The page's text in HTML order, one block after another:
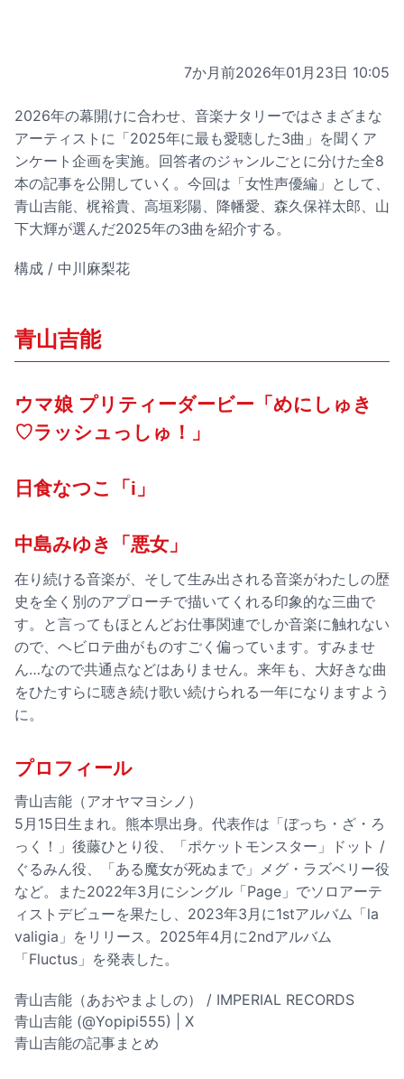
7か月前2026年01月23日 10:05
2026年の幕開けに合わせ、音楽ナタリーではさまざまな
アーティストに「2025年に最も愛聴した3曲」を聞くア
ンケート企画を実施。回答者のジャンルごとに分けた全8
本の記事を公開していく。今回は「女性声優編」として、
青山吉能、梶裕貴、高垣彩陽、降幡愛、森久保祥太郎、山
下大輝が選んだ2025年の3曲を紹介する。
構成 / 中川麻梨花
青山吉能
ウマ娘 プリティーダービー「めにしゅき
♡ラッシュっしゅ！」
日食なつこ「i」
中島みゆき「悪女」
在り続ける音楽が、そして生み出される音楽がわたしの歴
史を全く別のアプローチで描いてくれる印象的な三曲で
す。と言ってもほとんどお仕事関連でしか音楽に触れない
ので、ヘビロテ曲がものすごく偏っています。すみませ
ん…なので共通点などはありません。来年も、大好きな曲
をひたすらに聴き続け歌い続けられる一年になりますよう
に。
プロフィール
青山吉能（アオヤマヨシノ）
5月15日生まれ。熊本県出身。代表作は「ぼっち・ざ・ろ
っく！」後藤ひとり役、「ポケットモンスター」ドット /
ぐるみん役、「ある魔女が死ぬまで」メグ・ラズベリー役
など。また2022年3月にシングル「Page」でソロアーテ
ィストデビューを果たし、2023年3月に1stアルバム「la
valigia」をリリース。2025年4月に2ndアルバム
「Fluctus」を発表した。
青山吉能（あおやまよしの） / IMPERIAL RECORDS
青山吉能 (@Yopipi555) | X
青山吉能の記事まとめ